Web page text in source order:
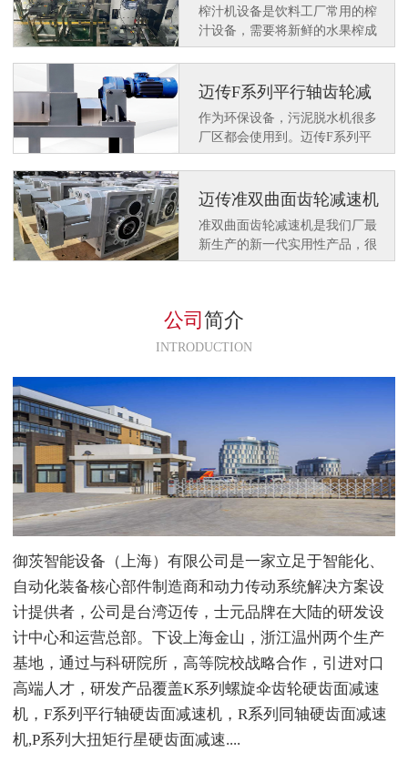
角减速电机很多客户都喜欢配套
使用。那么都有什么特点呢？
应用在榨汁机设备上
榨汁机设备是饮料工厂常用的榨
汁设备，需要将新鲜的水果榨成
汁水在深加工，士元GH卧式齿
轮减速机就是作为动力设备应用
在榨汁机设备上。
迈传F系列平行轴齿轮减
速机应用在污泥脱水机上
作为环保设备，污泥脱水机很多
厂区都会使用到。迈传F系列平
行轴齿轮减速机作为动力配套使
用平稳，为环保事业提供助力支
持。那么F系列平行轴齿轮减速
迈传准双曲面齿轮减速机
KM502系列的应用
准双曲面齿轮减速机是我们厂最
新生产的新一代实用性产品，很
多客户在使用过程中给予了好
设备中，使用平稳。
公司 简介
INTRODUCTION
御茨智能设备（上海）有限公司是一家立足于智能化、
自动化装备核心部件制造商和动力传动系统解决方案设
计提供者，公司是台湾迈传，士元品牌在大陆的研发设
计中心和运营总部。下设上海金山，浙江温州两个生产
基地，通过与科研院所，高等院校战略合作，引进对口
高端人才，研发产品覆盖K系列螺旋伞齿轮硬齿面减速
机，F系列平行轴硬齿面减速机，R系列同轴硬齿面减速
机,P系列大扭矩行星硬齿面减速....